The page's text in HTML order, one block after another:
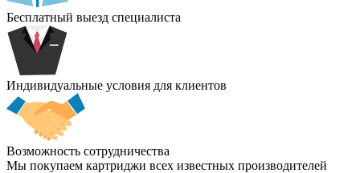
Бесплатный выезд специалиста
Индивидуальные условия для клиентов
Возможность сотрудничества
Мы покупаем картриджи всех известных производителей